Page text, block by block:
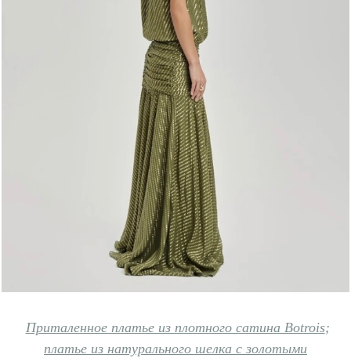
Приталенное платье из плотного сатина Botrois;
платье из натурального шелка с золотыми